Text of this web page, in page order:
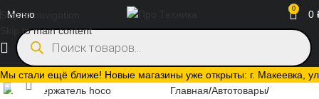
Skip to navigation
Skip to main content
Мы стали ещё ближе! Новые магазины уже открыты: г. Макеевка,
Меню 0 0
Нажмите, чтобы увеличитьГлавная Автотовары